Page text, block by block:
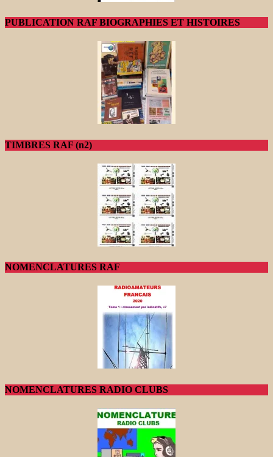
PUBLICATION RAF BIOGRAPHIES ET HISTOIRES
TIMBRES RAF (n2)
NOMENCLATURES RAF
NOMENCLATURES RADIO CLUBS